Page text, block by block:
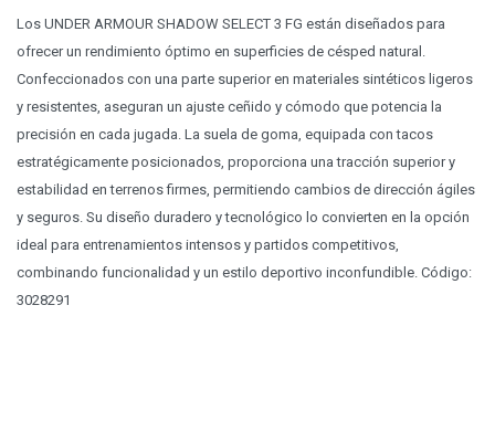
Los UNDER ARMOUR SHADOW SELECT 3 FG están diseñados para
ofrecer un rendimiento óptimo en superficies de césped natural.
Confeccionados con una parte superior en materiales sintéticos ligeros
y resistentes, aseguran un ajuste ceñido y cómodo que potencia la
precisión en cada jugada. La suela de goma, equipada con tacos
estratégicamente posicionados, proporciona una tracción superior y
estabilidad en terrenos firmes, permitiendo cambios de dirección ágiles
y seguros. Su diseño duradero y tecnológico lo convierten en la opción
ideal para entrenamientos intensos y partidos competitivos,
combinando funcionalidad y un estilo deportivo inconfundible. Código:
3028291